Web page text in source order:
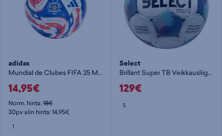
adidas
Mundial de Clubes FIFA 25 Mini Ball - tekniikkapallo
14,95€
Norm. hinta:18€
30pv alin hinta: 14,95€
1
Select
Brillant Super TB Veikkausliiga - jalkapallo
129€
5